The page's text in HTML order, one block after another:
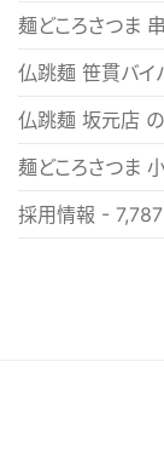
麺どころさつま
仏跳麺 笹貫バイ
仏跳麺 坂元店
麺どころさつま
採用情報 -